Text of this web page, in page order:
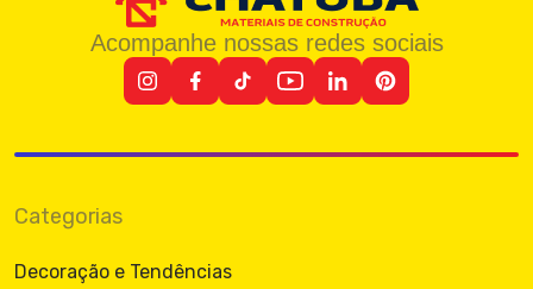
Acompanhe nossas redes sociais
Categorias
Decoração e Tendências